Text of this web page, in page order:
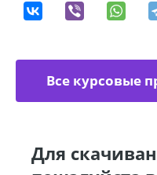
Все курсовые
Для